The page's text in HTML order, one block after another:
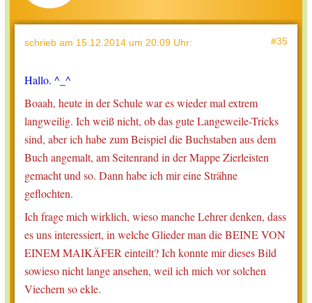
schrieb am 15.12.2014 um 20:09 Uhr: #35
Hallo. ^_^
Boaah, heute in der Schule war es wieder mal extrem
langweilig. Ich weiß nicht, ob das gute Langeweile-Tricks
sind, aber ich habe zum Beispiel die Buchstaben aus dem
Buch angemalt, am Seitenrand in der Mappe Zierleisten
gemacht und so. Dann habe ich mir eine Strähne
geflochten.
Ich frage mich wirklich, wieso manche Lehrer denken, dass
es uns interessiert, in welche Glieder man die BEINE VON
EINEM MAIKÄFER einteilt? Ich konnte mir dieses Bild
sowieso nicht lange ansehen, weil ich mich vor solchen
Viechern so ekle.